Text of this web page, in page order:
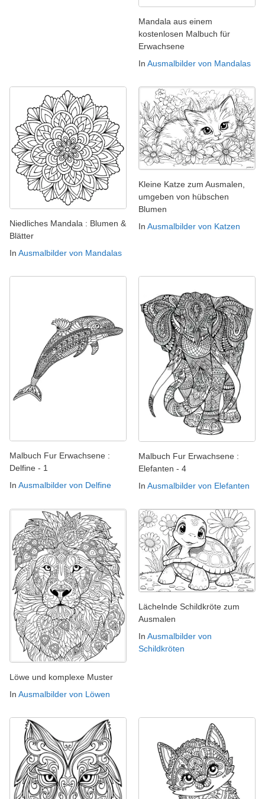
Mandala aus einem
kostenlosen Malbuch für
Erwachsene
In Ausmalbilder von Mandalas
Niedliches Mandala : Blumen &
Blätter
In Ausmalbilder von Mandalas
Kleine Katze zum Ausmalen,
umgeben von hübschen
Blumen
In Ausmalbilder von Katzen
Malbuch Fur Erwachsene :
Delfine - 1
In Ausmalbilder von Delfine
Malbuch Fur Erwachsene :
Elefanten - 4
In Ausmalbilder von Elefanten
Löwe und komplexe Muster
In Ausmalbilder von Löwen
Lächelnde Schildkröte zum
Ausmalen
In Ausmalbilder von
Schildkröten